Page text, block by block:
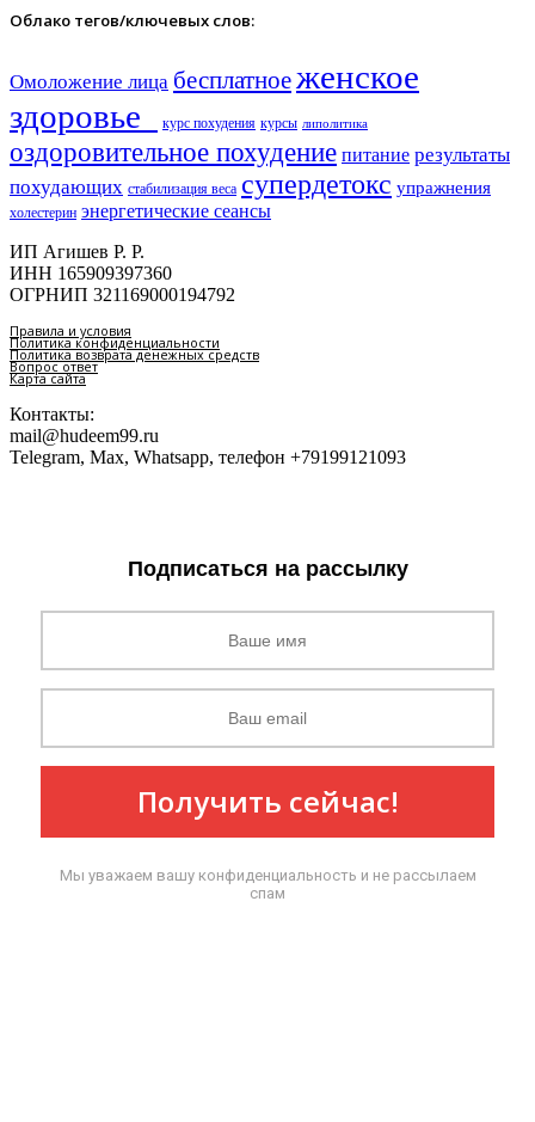
Облако тегов/ключевых слов:
Омоложение лица бесплатноеженское
здоровье​
курс похудения курсы липолитика
оздоровительное похудение питание результаты
похудающих стабилизация веса супердетокс упражнения
холестерин энергетические сеансы
ИП Агишев Р. Р.
ИНН 165909397360
ОГРНИП 321169000194792
Правила и условия
Политика конфиденциальности
Политика возврата денежных средств
Вопрос ответ
Карта сайта
Контакты:
mail@hudeem99.ru
Telegram, Max, Whatsapp, телефон +79199121093
Подписаться на рассылку
Получить сейчас!
Мы уважаем вашу конфиденциальность и не рассылаем
спам